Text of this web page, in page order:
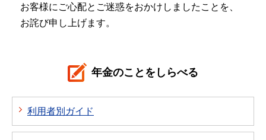
お客様にご心配とご迷惑をおかけしましたことを、
お詫び申し上げます。
年金のことをしらべる
利用者別ガイド